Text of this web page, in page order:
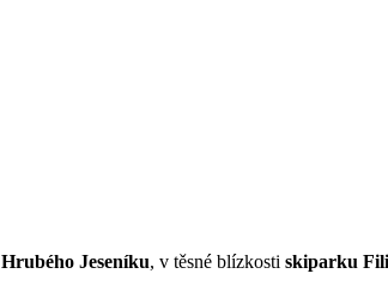
Hrubého Jeseníku, v těsné blízkosti skiparku